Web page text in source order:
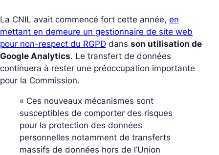
La CNIL avait commencé fort cette année, en
mettant en demeure un gestionnaire de site web
pour non-respect du RGPD dans son utilisation de
Google Analytics. Le transfert de données
continuera à rester une préoccupation importante
pour la Commission.
« Ces nouveaux mécanismes sont
susceptibles de comporter des risques
pour la protection des données
personnelles notamment de transferts
massifs de données hors de l’Union